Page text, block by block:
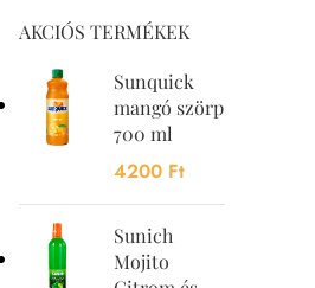
AKCIÓS TERMÉKEK
Sunquick
mangó szörp
700 ml
4200 Ft
Sunich
Mojito